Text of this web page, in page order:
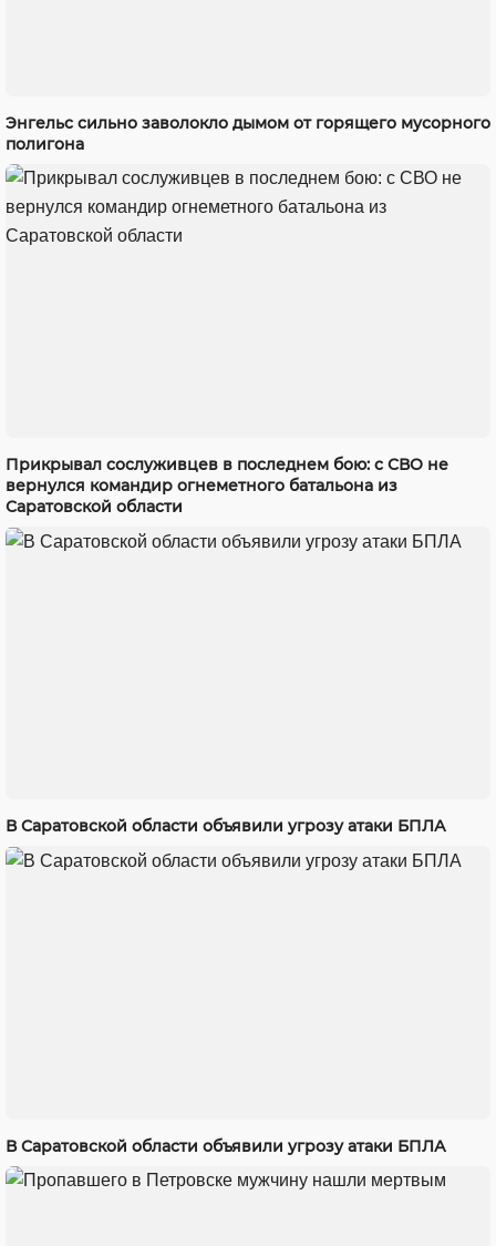
Энгельс сильно заволокло дымом от горящего мусорного
полигона
Прикрывал сослуживцев в последнем бою: с СВО не
вернулся командир огнеметного батальона из
Саратовской области
В Саратовской области объявили угрозу атаки БПЛА
В Саратовской области объявили угрозу атаки БПЛА